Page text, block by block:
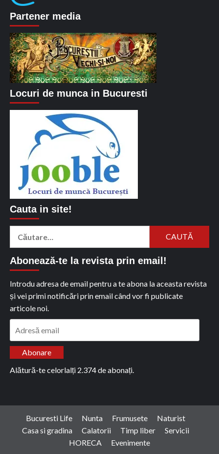
Partener media
Locuri de munca in Bucuresti
Cauta in site!
Abonează-te la revista prin email!
Introdu adresa de email pentru a te abona la aceasta revista
și vei primi notificări prin email când vor fi publicate
articole noi.
Abonare
Alătură-te celorlalți 2.374 de abonați.
Bucuresti Life Nunta Frumusete
Naturist
Casa si gradina
Calatorii Timp liber
Servicii
HORECA
Evenimente